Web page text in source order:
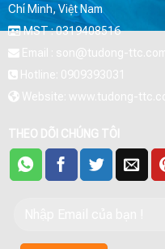
Chí Minh, Việt Nam
MST : 0319408516
Email : son@tudong-
Hotline: 0909393031
Website: www.tudong-
THEO DÕI CHÚNG TÔI